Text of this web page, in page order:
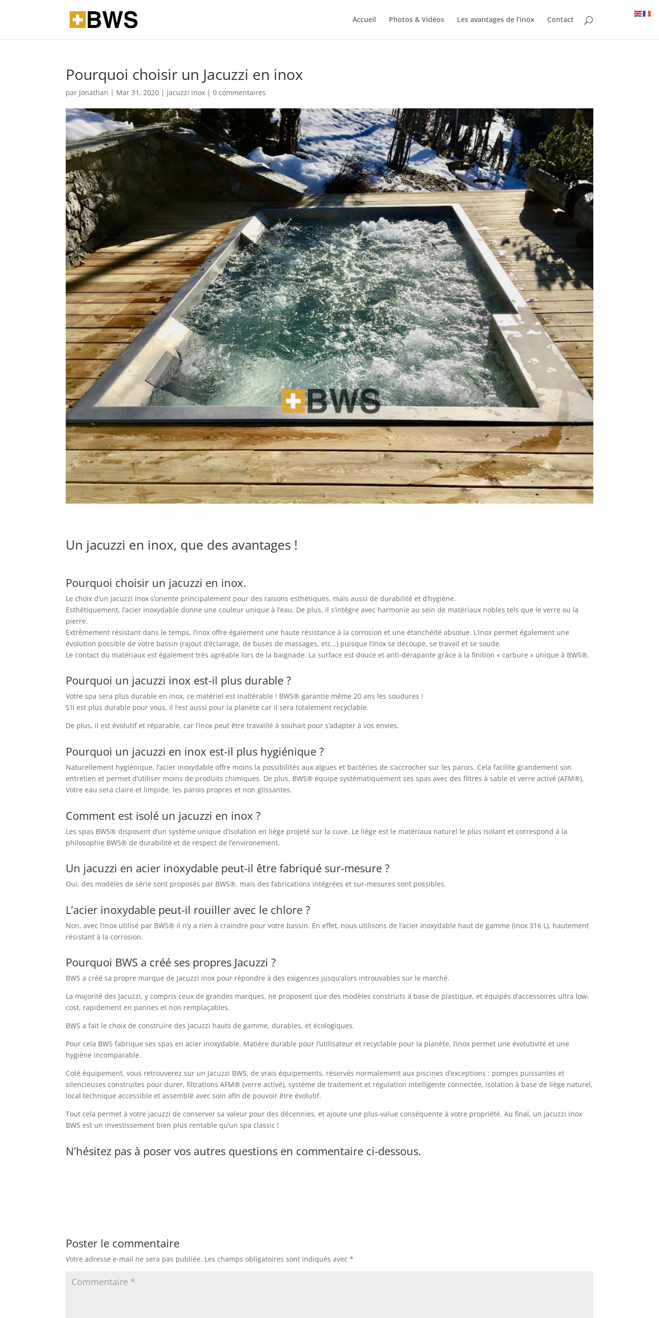
Accueil Photos & Vidéos Les avantages de l’inox Contact
Pourquoi choisir un Jacuzzi en inox
par Jonathan | Mar 31, 2020 | Jacuzzi inox |0 commentaires
Un jacuzzi en inox, que des avantages !
Pourquoi choisir un jacuzzi en inox.
Le choix d’un jacuzzi inox s’oriente principalement pour des raisons esthétiques, mais aussi de durabilité et d’hygiène.
Esthétiquement, l’acier inoxydable donne une couleur unique à l’eau. De plus, il s’intègre avec harmonie au sein de matériaux nobles tels que le verre ou la
pierre.
Extrêmement résistant dans le temps, l’inox offre également une haute résistance à la corrosion et une étanchéité absolue. L’inox permet également une
évolution possible de votre bassin (rajout d’éclairage, de buses de massages, etc…) puisque l’inox se découpe, se travail et se soude.
Le contact du matériaux est également très agréable lors de la baignade. La surface est douce et anti-dérapante grâce à la finition « carbure » unique à BWS®.
Pourquoi un jacuzzi inox est-il plus durable ?
Votre spa sera plus durable en inox, ce matériel est inaltérable ! BWS® garantie même 20 ans les soudures !
S’il est plus durable pour vous, il l’est aussi pour la planète car il sera totalement recyclable.
De plus, il est évolutif et réparable, car l’inox peut être travaillé à souhait pour s’adapter à vos envies.
Pourquoi un jacuzzi en inox est-il plus hygiénique ?
Naturellement hygiénique, l’acier inoxydable offre moins la possibilités aux algues et bactéries de s’accrocher sur les parois. Cela facilite grandement son
entretien et permet d’utiliser moins de produits chimiques. De plus, BWS® équipe systématiquement ses spas avec des filtres à sable et verre activé (AFM®).
Votre eau sera claire et limpide, les parois propres et non glissantes.
Comment est isolé un jacuzzi en inox ?
Les spas BWS® disposent d’un système unique d’isolation en liège projeté sur la cuve. Le liège est le matériaux naturel le plus isolant et correspond à la
philosophie BWS® de durabilité et de respect de l’environement.
Un jacuzzi en acier inoxydable peut-il être fabriqué sur-mesure ?
Oui, des modèles de série sont proposés par BWS®, mais des fabrications intégrées et sur-mesures sont possibles.
L’acier inoxydable peut-il rouiller avec le chlore ?
Non, avec l’inox utilisé par BWS® il n’y a rien à craindre pour votre bassin. En effet, nous utilisons de l’acier inoxydable haut de gamme (inox 316 L), hautement
résistant à la corrosion.
Pourquoi BWS a créé ses propres Jacuzzi ?
BWS a créé sa propre marque de Jacuzzi inox pour répondre à des exigences jusqu’alors introuvables sur le marché.
La majorité des Jacuzzi, y compris ceux de grandes marques, ne proposent que des modèles construits à base de plastique, et équipés d’accessoires ultra low-
cost, rapidement en pannes et non remplaçables.
BWS a fait le choix de construire des Jacuzzi hauts de gamme, durables, et écologiques.
Pour cela BWS fabrique ses spas en acier inoxydable. Matière durable pour l’utilisateur et recyclable pour la planète, l’inox permet une évolutivité et une
hygiène incomparable.
Coté équipement, vous retrouverez sur un Jacuzzi BWS, de vrais équipements, réservés normalement aux piscines d’exceptions : pompes puissantes et
silencieuses construites pour durer, filtrations AFM® (verre activé), système de traitement et régulation intelligente connectée, isolation à base de liège naturel,
local technique accessible et assemblé avec soin afin de pouvoir être évolutif.
Tout cela permet à votre jacuzzi de conserver sa valeur pour des décennies, et ajoute une plus-value conséquente à votre propriété. Au final, un jacuzzi inox
BWS est un investissement bien plus rentable qu’un spa classic !
N’hésitez pas à poser vos autres questions en commentaire ci-dessous.
Poster le commentaire
Votre adresse e-mail ne sera pas publiée. Les champs obligatoires sont indiqués avec*